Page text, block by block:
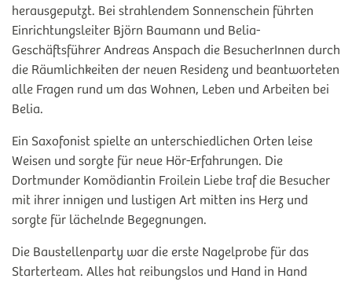
herausgeputzt. Bei strahlendem Sonnenschein führten
Einrichtungsleiter Björn Baumann und Belia-
Geschäftsführer Andreas Anspach die BesucherInnen durch
die Räumlichkeiten der neuen Residenz und beantworteten
alle Fragen rund um das Wohnen, Leben und Arbeiten bei
Belia.
Ein Saxofonist spielte an unterschiedlichen Orten leise
Weisen und sorgte für neue Hör-Erfahrungen. Die
Dortmunder Komödiantin Froilein Liebe traf die Besucher
mit ihrer innigen und lustigen Art mitten ins Herz und
sorgte für lächelnde Begegnungen.
Die Baustellenparty war die erste Nagelprobe für das
Starterteam. Alles hat reibungslos und Hand in Hand